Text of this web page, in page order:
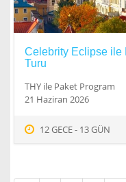
Celebrity Eclipse ile
Turu
THY ile Paket Program
21 Haziran 2026
12 GECE - 13 GÜN